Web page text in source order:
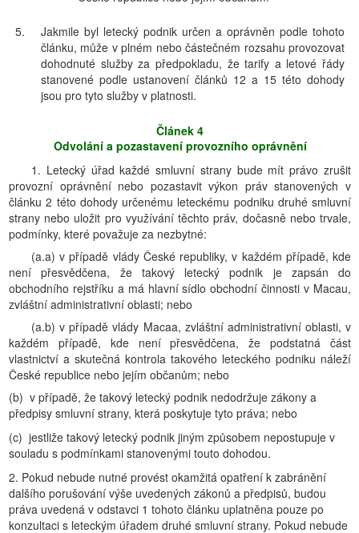
5.
Jakmile byl letecký podnik určen a oprávněn podle tohoto
článku, může v plném nebo částečném rozsahu provozovat
dohodnuté služby za předpokladu, že tarify a letové řády
stanovené podle ustanovení článků 12 a 15 této dohody
jsou pro tyto služby v platnosti.
Článek 4
Odvolání a pozastavení provozního oprávnění
1. Letecký úřad každé smluvní strany bude mít právo zrušit
provozní oprávnění nebo pozastavit výkon práv stanovených v
článku 2 této dohody určenému leteckému podniku druhé smluvní
strany nebo uložit pro využívání těchto práv, dočasně nebo trvale,
podmínky, které považuje za nezbytné:
(a.a) v případě vlády České republiky, v každém případě, kde
není přesvědčena, že takový letecký podnik je zapsán do
obchodního rejstříku a má hlavní sídlo obchodní činnosti v Macau,
zvláštní administrativní oblasti; nebo
(a.b) v případě vlády Macaa, zvláštní administrativní oblasti, v
každém případě, kde není přesvědčena, že podstatná část
vlastnictví a skutečná kontrola takového leteckého podniku náleží
České republice nebo jejím občanům; nebo
(b) v případě, že takový letecký podnik nedodržuje zákony a
předpisy smluvní strany, která poskytuje tyto práva; nebo
(c) jestliže takový letecký podnik jiným způsobem nepostupuje v
souladu s podmínkami stanovenými touto dohodou.
2. Pokud nebude nutné provést okamžitá opatření k zabránění
dalšího porušování výše uvedených zákonů a předpisů, budou
práva uvedená v odstavci 1 tohoto článku uplatněna pouze po
konzultaci s leteckým úřadem druhé smluvní strany. Pokud nebude